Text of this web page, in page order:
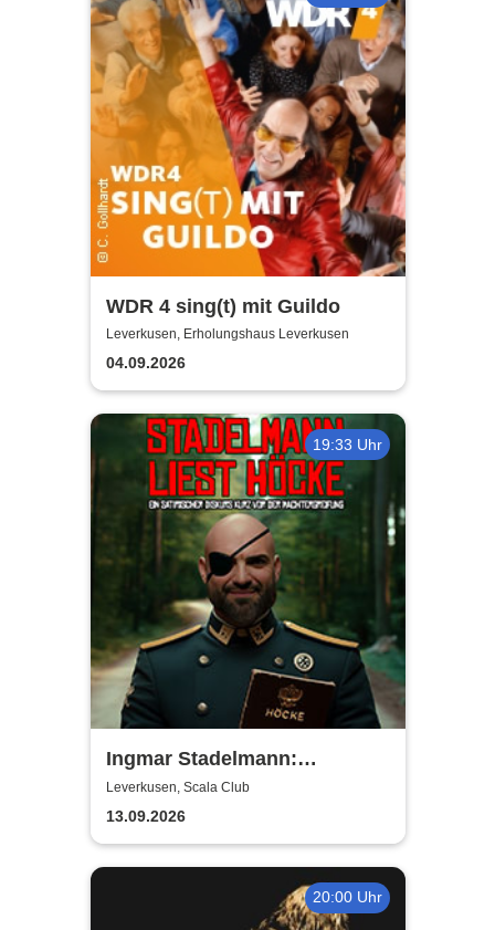
WDR 4 sing(t) mit Guildo
Leverkusen, Erholungshaus Leverkusen
04.09.2026
19:33 Uhr
Ingmar Stadelmann:
Stadelmann liest Höcke - ein
satirischer Diskurs
Leverkusen, Scala Club
13.09.2026
20:00 Uhr